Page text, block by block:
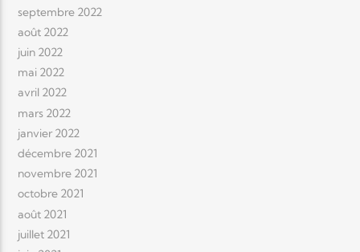
septembre 2022
août 2022
juin 2022
mai 2022
avril 2022
mars 2022
janvier 2022
décembre 2021
novembre 2021
octobre 2021
août 2021
juillet 2021